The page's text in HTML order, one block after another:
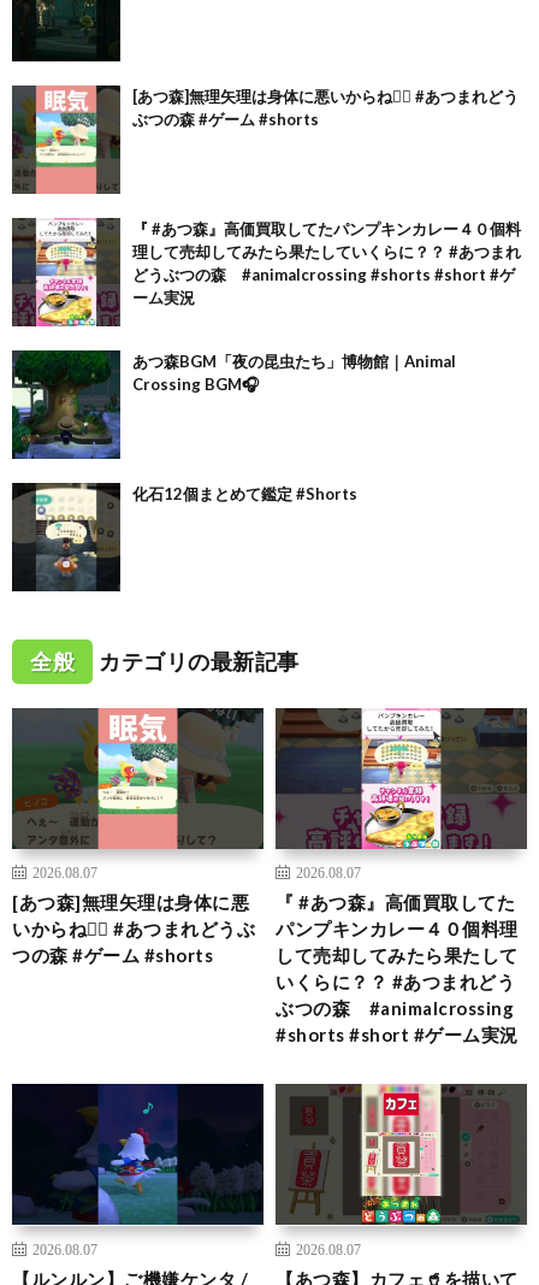
[あつ森]無理矢理は身体に悪いからね🙂‍↕️ #あつまれどう
ぶつの森 #ゲーム #shorts
『 #あつ森』高価買取してたパンプキンカレー４０個料
理して売却してみたら果たしていくらに？？ #あつまれ
どうぶつの森 #animalcrossing #shorts #short #ゲ
ーム実況
あつ森BGM「夜の昆虫たち」博物館｜Animal
Crossing BGM🎧
化石12個まとめて鑑定 #Shorts
全般 カテゴリの最新記事
2026.08.07
[あつ森]無理矢理は身体に悪
いからね🙂‍↕️ #あつまれどうぶ
つの森 #ゲーム #shorts
2026.08.07
『 #あつ森』高価買取してた
パンプキンカレー４０個料理
して売却してみたら果たして
いくらに？？ #あつまれどう
ぶつの森 #animalcrossing
#shorts #short #ゲーム実況
2026.08.07
【ルンルン】ご機嫌ケンタ /
2026.08.07
【あつ森】カフェ🥤を描いて